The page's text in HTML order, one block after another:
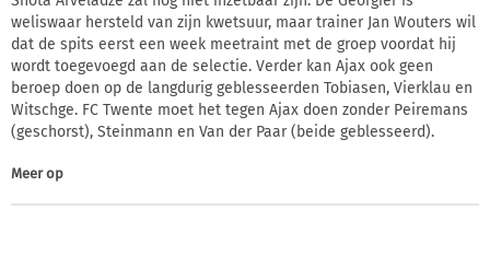
weliswaar hersteld van zijn kwetsuur, maar trainer Jan Wouters wil
dat de spits eerst een week meetraint met de groep voordat hij
wordt toegevoegd aan de selectie. Verder kan Ajax ook geen
beroep doen op de langdurig geblesseerden Tobiasen, Vierklau en
Witschge. FC Twente moet het tegen Ajax doen zonder Peiremans
(geschorst), Steinmann en Van der Paar (beide geblesseerd).
Meer op